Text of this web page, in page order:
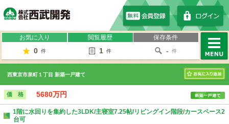
お気に入り
0 件
閲覧履歴
1 件
保存条件
- 件
MENU
西東京市泉町１丁目 新築一戸建て
お気に入り
価 格 5680万円
1階に水回りを集約した3LDK/主寝室7.25帖/リビングイン階段/カースペース2
台可